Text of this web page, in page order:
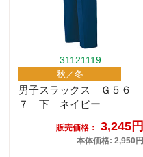
31121119
秋／冬
男子スラックス Ｇ５６
７ 下 ネイビー
販売価格： 3,245円
本体価格: 2,950円